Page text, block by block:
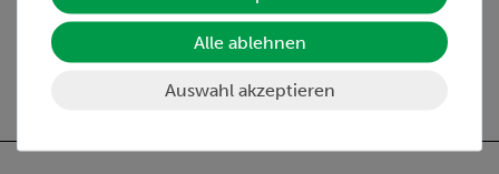
Versandkostenfrei ab 300,- €
Alle ablehnen
Auswahl akzeptieren